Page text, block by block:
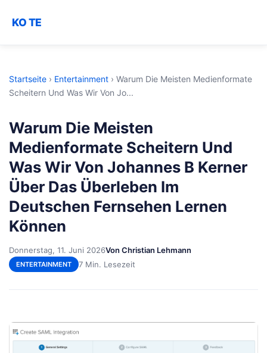
KO TE
Startseite › Entertainment › Warum Die Meisten Medienformate
Scheitern Und Was Wir Von Jo...
Warum Die Meisten
Medienformate Scheitern Und
Was Wir Von Johannes B Kerner
Über Das Überleben Im
Deutschen Fernsehen Lernen
Können
Donnerstag, 11. Juni 2026Von Christian Lehmann
ENTERTAINMENT 7 Min. Lesezeit